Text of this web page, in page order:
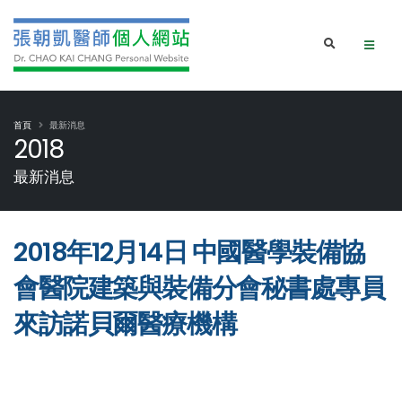
2018
最新消息
首頁 最新消息
2018年12月14日 中國醫學裝備協
會醫院建築與裝備分會秘書處專員
來訪諾貝爾醫療機構